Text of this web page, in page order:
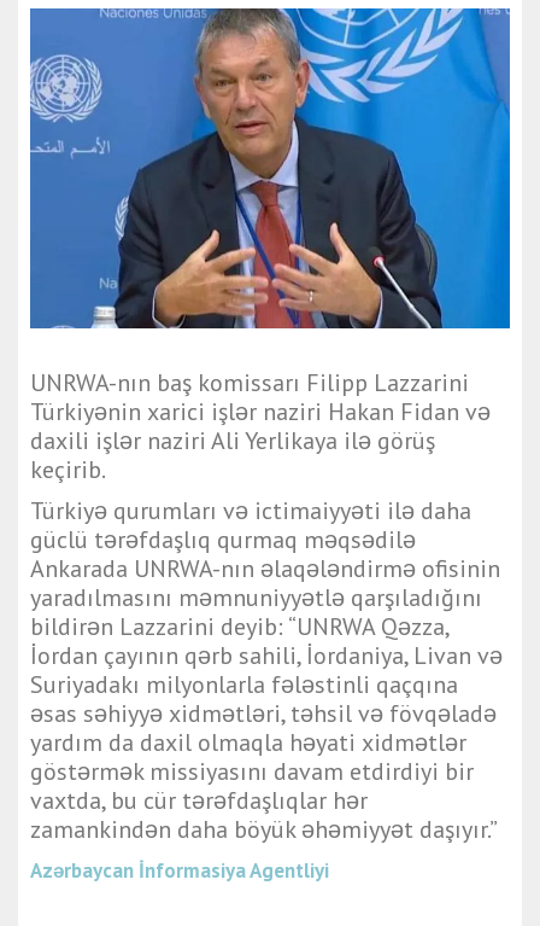
UNRWA-nın baş komissarı Filipp Lazzarini
Türkiyənin xarici işlər naziri Hakan Fidan və
daxili işlər naziri Ali Yerlikaya ilə görüş
keçirib.
Türkiyə qurumları və ictimaiyyəti ilə daha
güclü tərəfdaşlıq qurmaq məqsədilə
Ankarada UNRWA-nın əlaqələndirmə ofisinin
yaradılmasını məmnuniyyətlə qarşıladığını
bildirən Lazzarini deyib: “UNRWA Qəzza,
İordan çayının qərb sahili, İordaniya, Livan və
Suriyadakı milyonlarla fələstinli qaçqına
əsas səhiyyə xidmətləri, təhsil və fövqəladə
yardım da daxil olmaqla həyati xidmətlər
göstərmək missiyasını davam etdirdiyi bir
vaxtda, bu cür tərəfdaşlıqlar hər
zamankindən daha böyük əhəmiyyət daşıyır.”
Azərbaycan İnformasiya Agentliyi